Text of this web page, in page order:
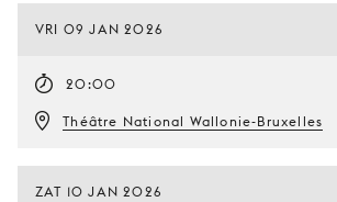
VRI 09 JAN 2026
20:00
Théâtre National Wallonie-Bruxelles
ZAT 10 JAN 2026